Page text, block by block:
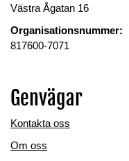
Västra Ågatan 16
Organisationsnummer:
817600-7071
Genvägar
Kontakta oss
Om oss